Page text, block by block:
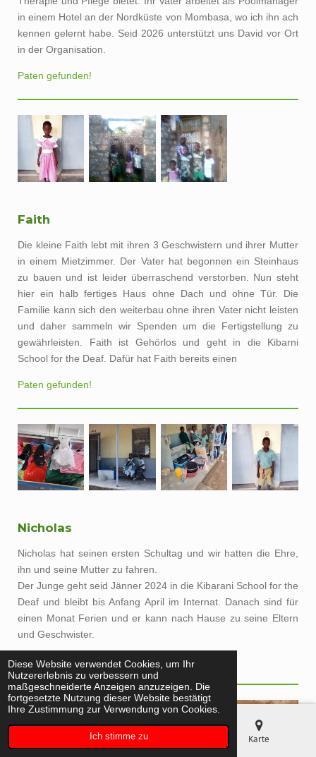
Diese Website verwendet Cookies, um Ihr
Nutzererlebnis zu verbessern und
maßgeschneiderte Anzeigen anzuzeigen. Die
fortgesetzte Nutzung dieser Website bestätigt
Ihre Zustimmung zur Verwendung von Cookies.
Ich stimme zu
in einem Hotel an der Nordküste von Mombasa, wo ich ihn ach
kennen gelernt habe. Seid 2026 unterstützt uns David vor Ort
in der Organisation.
in einem Mietzimmer. Der Vater hat begonnen ein Steinhaus
zu bauen und ist leider überraschend verstorben. Nun steht
hier ein halb fertiges Haus ohne Dach und ohne Tür. Die
Familie kann sich den weiterbau ohne ihren Vater nicht leisten
und daher sammeln wir Spenden um die Fertigstellung zu
gewährleisten. Faith ist Gehörlos und geht in die Kibarni
School for the Deaf. Dafür hat Faith bereits einen
ihn und seine Mutter zu fahren.
Der Junge geht seid Jänner 2024 in die Kibarani School for the
Deaf und bleibt bis Anfang April im Internat. Danach sind für
einen Monat Ferien und er kann nach Hause zu seine Eltern
und Geschwister.
Paten gefunden!
Telefon Karte